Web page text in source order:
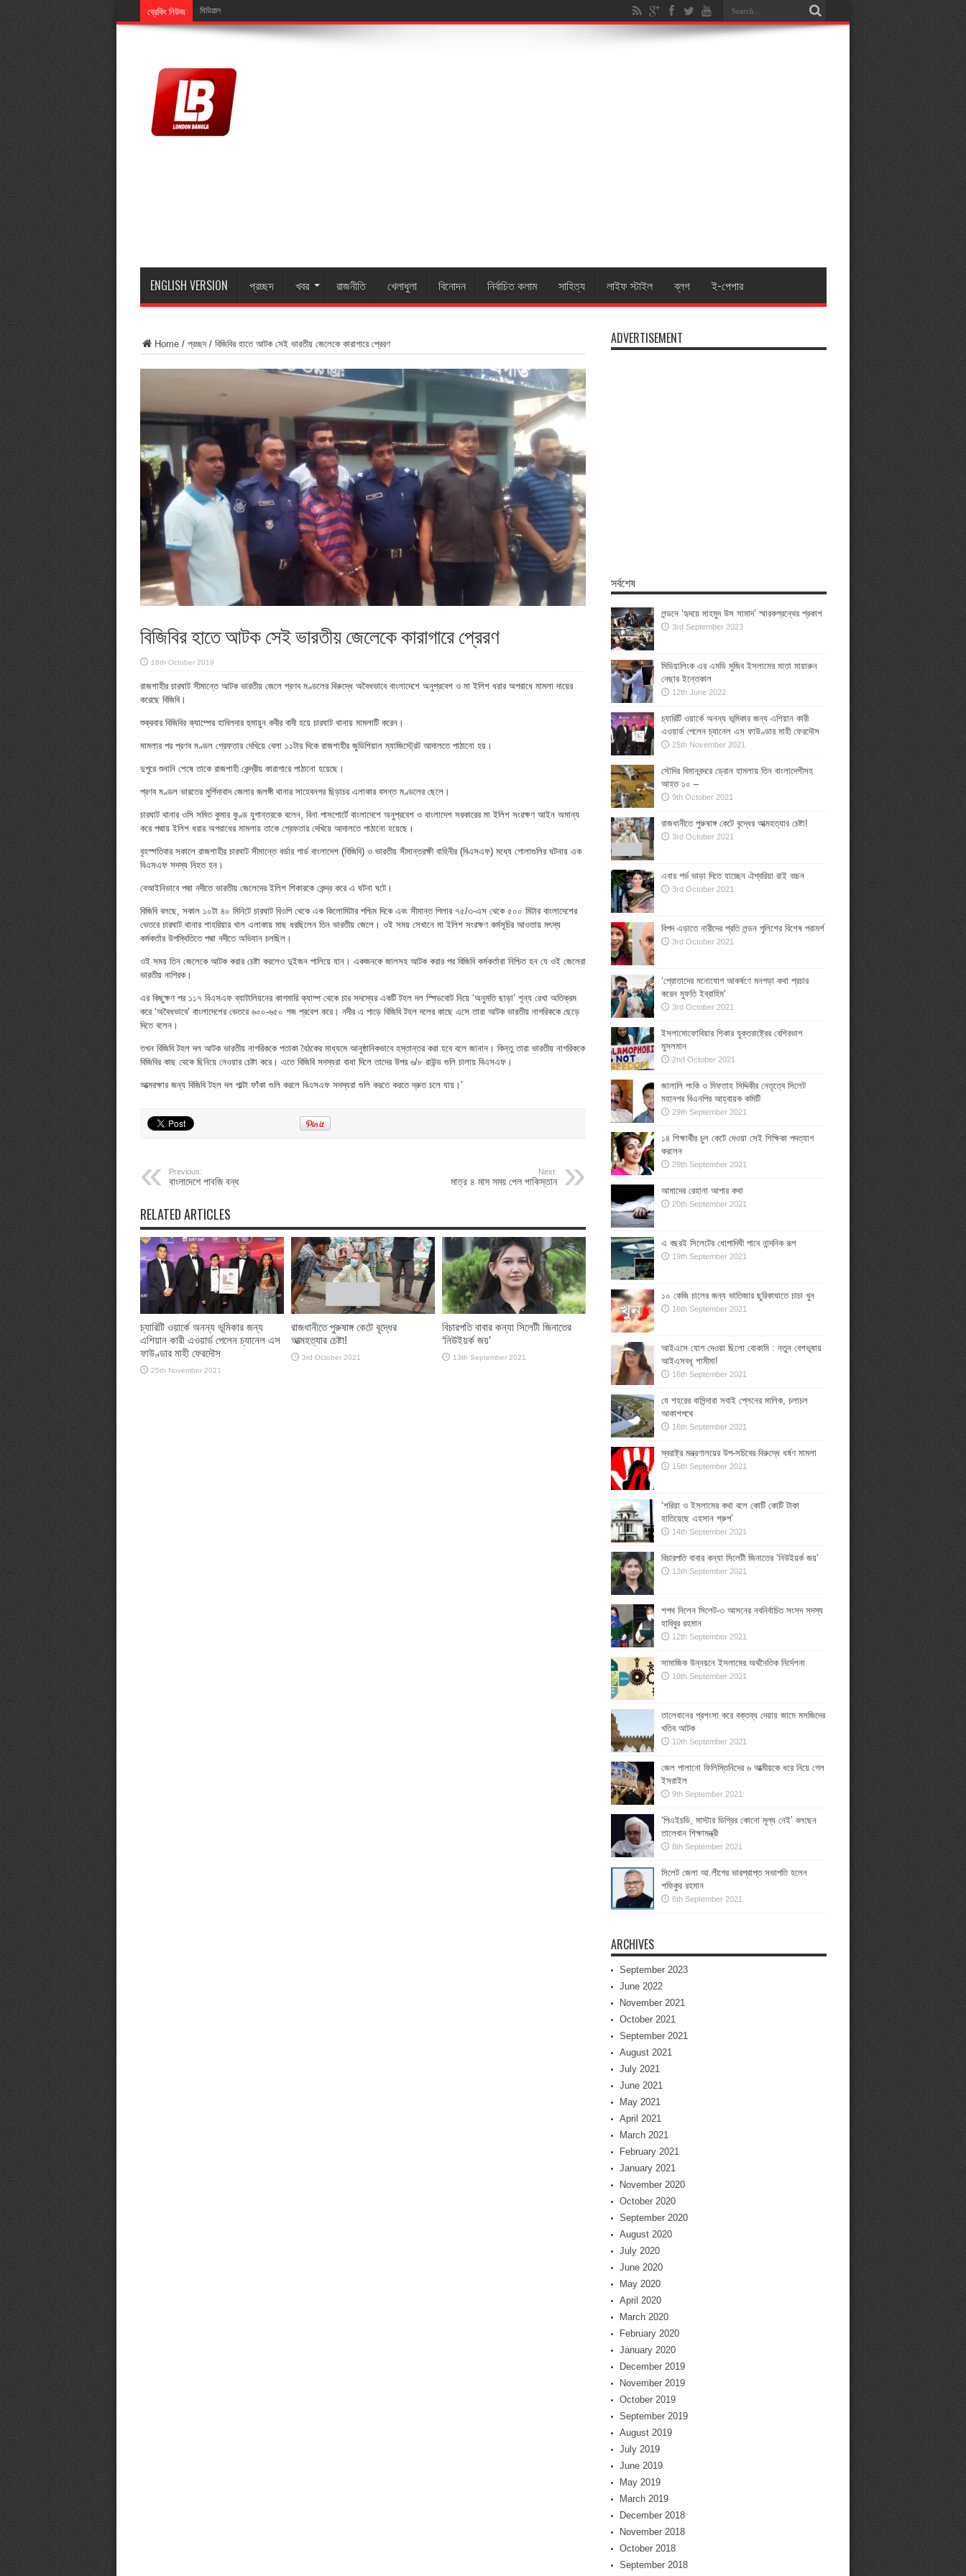
ব্রেকিং নিউজ মিডিয়ালিংক এর এমডি মুজিব ইসলামের মাতা মায়ারুন নে
ENGLISH VERSION প্রচ্ছদ খবর রাজনীতি খেলাধুলা বিনোদন নির্বাচিত কলাম সাহিত্য লাইফ স্টাইল ব্লগ ই-পেপার
Home/ প্রচ্ছদ/ বিজিবির হাতে আটক সেই ভারতীয় জেলেকে কারাগারে প্রেরণ
বিজিবির হাতে আটক সেই ভারতীয় জেলেকে কারাগারে প্রেরণ
18th October 2019
রাজশাহীর চারঘাট সীমান্তে আটক ভারতীয় জেলে প্রণব মণ্ডলের বিরুদ্ধে অবৈধভাবে বাংলাদেশে অনুপ্রবেশ ও মা ইলিশ ধরার অপরাধে মামলা দায়ের
করেছে বিজিবি।
শুক্রবার বিজিবির ক্যাম্পের হাবিলদার হুমায়ুন কবীর বাদী হয়ে চারঘাট থানায় মামলাটি করেন।
মামলার পর প্রণব মণ্ডল গ্রেফতার দেখিয়ে বেলা ১১টার দিকে রাজশাহীর জুডিশিয়াল ম্যাজিস্ট্রেট আদালতে পাঠানো হয়।
দুপুরে শুনানি শেষে তাকে রাজশাহী কেন্দ্রীয় কারাগারে পাঠানো হয়েছে।
প্রণব মণ্ডল ভারতের মুর্শিদাবাদ জেলার জলঙ্গী থানার সাহেবনগর ছিড়াচর এলাকার বসন্ত মণ্ডলের ছেলে।
চারঘাট থানার ওসি সমিত কুমার কুণ্ড যুগান্তরকে বলেন, বিনা পাসপোর্টে বাংলাদেশে অনুপ্রবেশ ও বাংলাদেশ সরকারের মা ইলিশ সংরক্ষণ আইন অমান্য
করে পদ্মায় ইলিশ ধরার অপরাধের মামলায় তাকে গ্রেফতার দেখিয়ে আদালতে পাঠানো হয়েছে।
বৃহস্পতিবার সকালে রাজশাহীর চারঘাট সীমান্তে বর্ডার গার্ড বাংলাদেশ (বিজিবি) ও ভারতীয় সীমান্তরক্ষী বাহিনীর (বিএসএফ) মধ্যে গোলাগুলির ঘটনায় এক
বিএসএফ সদস্য নিহত হন।
বেআইনিভাবে পদ্মা নদীতে ভারতীয় জেলেদের ইলিশ শিকারকে কেন্দ্র করে এ ঘটনা ঘটে।
বিজিবি বলছে, সকাল ১০টা ৪০ মিনিটে চারঘাট বিওপি থেকে এক কিলোমিটার পশ্চিম দিকে এবং সীমান্ত পিলার ৭৫/৩-এস থেকে ৫০০ মিটার বাংলাদেশের
ভেতরে চারঘাট থানার শাহরিয়ার খাল এলাকায় মাছ ধরছিলেন তিন ভারতীয় জেলে। ওই সময় সেখানে মা ইলিশ সংরক্ষণ কর্মসূচির আওতায় মৎস্য
কর্মকর্তার উপস্থিতিতে পদ্মা নদীতে অভিযান চলছিল।
ওই সময় তিন জেলেকে আটক করার চেষ্টা করলেও দুইজন পালিয়ে যান। একজনকে জালসহ আটক করার পর বিজিবি কর্মকর্তারা নিশ্চিত হন যে ওই জেলেরা
ভারতীয় নাগিরক।
এর কিছুক্ষণ পর ১১৭ বিএসএফ ব্যাটালিয়নের কাগমারি ক্যাম্প থেকে চার সদস্যের একটি টহল দল স্পিডবোট নিয়ে ‘অনুমতি ছাড়া’ শূন্য রেখা অতিক্রম
করে ‘অবৈধভাবে’ বাংলাদেশের ভেতরে ৬০০-৬৫০ গজ প্রবেশ করে। নদীর এ পাড়ে বিজিবি টহল দলের কাছে এসে তারা আটক ভারতীয় নাগরিককে ছেড়ে
দিতে বলেন।
তখন বিজিবি টহল দল আটক ভারতীয় নাগরিককে পতাকা বৈঠকের মাধ্যমে আনুষ্ঠানিকভাবে হস্তান্তর করা হবে বলে জানান। কিন্তু তারা ভারতীয় নাগরিককে
বিজিবির কাছ থেকে ছিনিয়ে নেওয়ার চেষ্টা করে। এতে বিজিবি সদস্যরা বাধা দিলে তাদের উপর ৬/৮ রাউন্ড গুলি চালায় বিএসএফ।
আত্মরক্ষার জন্য বিজিবি টহল দল পাল্টা ফাঁকা গুলি করলে বিএসএফ সদস্যরা গুলি করতে করতে দ্রুত চলে যায়।’
Previous:
বাংলাদেশে পাবজি বন্ধ
Next:
মাত্র ৪ মাস সময় পেল পাকিস্তান
RELATED ARTICLES
চ্যারিটি ওয়ার্কে অনন্য ভূমিকার জন্য
এশিয়ান কারী এওয়ার্ড পেলেন চ্যানেল এস
ফাউণ্ডার মাহী ফেরদৌস
25th November 2021
রাজধানীতে পুরুষাঙ্গ কেটে বৃদ্ধের
আত্মহত্যার চেষ্টা!
3rd October 2021
বিচারপতি বাবার কন্যা সিলেটী জিনাতের
‘নিউইয়র্ক জয়’
13th September 2021
ADVERTISEMENT
সর্বশেষ
লন্ডনে ‘হৃদয়ে মাহমুদ উস সামাদ’ স্মারকগ্রন্থের প্রকাশ
3rd September 2023
মিডিয়ালিংক এর এমডি মুজিব ইসলামের মাতা মায়ারুন
নেছার ইন্তেকাল
12th June 2022
চ্যারিটি ওয়ার্কে অনন্য ভূমিকার জন্য এশিয়ান কারী
এওয়ার্ড পেলেন চ্যানেল এস ফাউণ্ডার মাহী ফেরদৌস
25th November 2021
সৌদির বিমানবন্দরে ড্রোন হামলায় তিন বাংলাদেশীসহ
আহত ১০ –
9th October 2021
রাজধানীতে পুরুষাঙ্গ কেটে বৃদ্ধের আত্মহত্যার চেষ্টা!
3rd October 2021
এবার গর্ভ ভাড়া দিতে যাচ্ছেন ঐশ্বরিয়া রাই বচ্চন
3rd October 2021
বিপদ এড়াতে নারীদের প্রতি লন্ডন পুলিশের বিশেষ পরামর্শ
3rd October 2021
‘শ্রোতাদের মনোযোগ আকর্ষণে মনগড়া কথা প্রচার
করেন মুফতি ইব্রাহিম’
3rd October 2021
ইসলামোফোবিয়ার শিকার যুক্তরাষ্ট্রের বেশিরভাগ
মুসলমান
2nd October 2021
জালালি পংকি ও মিফতাহ সিদ্দিকীর নেতৃত্বে সিলেট
মহানগর বিএনপির আহ্বায়ক কমিটি
29th September 2021
১৪ শিক্ষার্থীর চুল কেটে দেওয়া সেই শিক্ষিকা পদত্যাগ
করলেন
29th September 2021
আমাদের রেহানা আপার কথা
20th September 2021
এ বছরই সিলেটের ধোপাদিঘী পাবে নান্দনিক রূপ
19th September 2021
১০ কেজি চালের জন্য ভাতিজার ছুরিকাঘাতে চাচা খুন
16th September 2021
আইএসে যোগ দেওয়া ছিলো বোকামি : নতুন বেশভূষায়
আইএসবধূ শামীমা!
16th September 2021
যে শহরের বাসিন্দারা সবাই প্লেনের মালিক, চলাচল
আকাশপথে
16th September 2021
স্বরাষ্ট্র মন্ত্রণালয়ের উপ-সচিবের বিরুদ্ধে ধর্ষণ মামলা
15th September 2021
‘শরিয়া ও ইসলামের কথা বলে কোটি কোটি টাকা
হাতিয়েছে এহসান গ্রুপ’
14th September 2021
বিচারপতি বাবার কন্যা সিলেটী জিনাতের ‘নিউইয়র্ক জয়’
13th September 2021
শপথ নিলেন সিলেট-৩ আসনের নবনির্বাচিত সংসদ সদস্য
হাবিবুর রহমান
12th September 2021
সামাজিক উন্নয়নে ইসলামের অর্থনৈতিক নির্দেশনা
10th September 2021
তালেবানের প্রশংসা করে বক্তব্য দেয়ায় জামে মসজিদের
খতিব আটক
10th September 2021
জেল পালানো ফিলিস্তিনিদের ৬ আত্মীয়কে ধরে নিয়ে গেল
ইসরাইল
9th September 2021
‘পিএইচডি, মাস্টার ডিগ্রির কোনো মূল্য নেই’ বলছেন
তালেবান শিক্ষামন্ত্রী
8th September 2021
সিলেট জেলা আ.লীগের ভারপ্রাপ্ত সভাপতি হলেন
শফিকুর রহমান
6th September 2021
ARCHIVES
September 2023
June 2022
November 2021
October 2021
September 2021
August 2021
July 2021
June 2021
May 2021
April 2021
March 2021
February 2021
January 2021
November 2020
October 2020
September 2020
August 2020
July 2020
June 2020
May 2020
April 2020
March 2020
February 2020
January 2020
December 2019
November 2019
October 2019
September 2019
August 2019
July 2019
June 2019
May 2019
March 2019
December 2018
November 2018
October 2018
September 2018